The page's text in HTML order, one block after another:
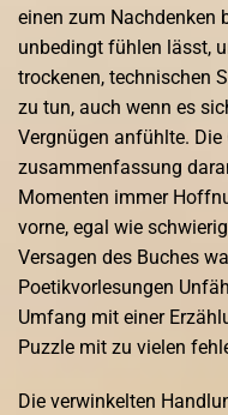
einen zum Nachdenken
unbedingt fühlen lässt,
trockenen, technischen
zu tun, auch wenn es
Vergnügen anfühlte.
zusammenfassung
Momenten immer
vorne, egal wie
Versagen des Buches
Poetikvorlesungen
Umfang mit einer
Puzzle mit zu vielen
Die verwinkelten